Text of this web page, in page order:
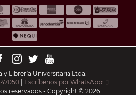
y Librería Universitaria Ltda.
| Escríbenos por WhatsApp:
reservados - Copyright © 2026